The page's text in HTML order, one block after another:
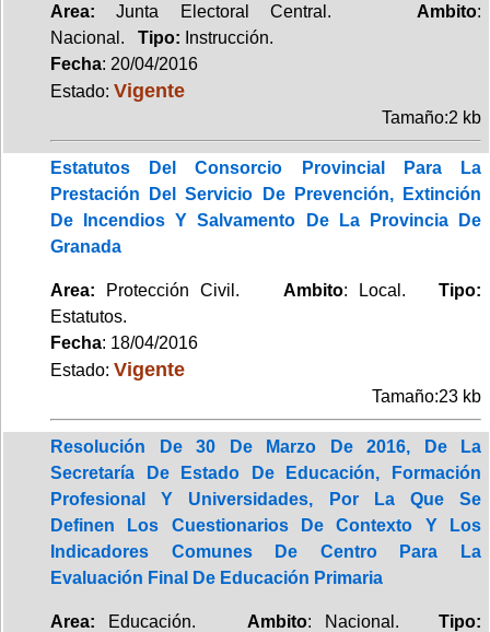
Area: Junta Electoral Central. Ambito:
Nacional. Tipo: Instrucción.
Fecha: 20/04/2016
Estado: Vigente
Tamaño:2 kb
Estatutos Del Consorcio Provincial Para La
Prestación Del Servicio De Prevención, Extinción
De Incendios Y Salvamento De La Provincia De
Granada
Area: Protección Civil. Ambito: Local. Tipo:
Estatutos.
Fecha: 18/04/2016
Estado: Vigente
Tamaño:23 kb
Resolución De 30 De Marzo De 2016, De La
Secretaría De Estado De Educación, Formación
Profesional Y Universidades, Por La Que Se
Definen Los Cuestionarios De Contexto Y Los
Indicadores Comunes De Centro Para La
Evaluación Final De Educación Primaria
Area: Educación. Ambito: Nacional.Tipo: